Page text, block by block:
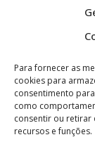
Para fornecer as
cookies para
consentimento
como
consentir ou retirar
recursos e funções.